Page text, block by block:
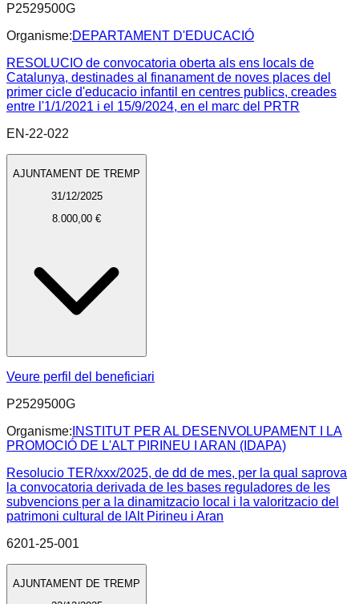
P2529500G
Organisme:DEPARTAMENT D'EDUCACIÓ
RESOLUCIO de convocatoria oberta als ens locals de
Catalunya, destinades al finanament de noves places del
primer cicle d'educacio infantil en centres publics, creades
entre l'1/1/2021 i el 15/9/2024, en el marc del PRTR
EN-22-022
AJUNTAMENT DE TREMP
31/12/2025
8.000,00 €
Veure perfil del beneficiari
P2529500G
Organisme: INSTITUT PER AL DESENVOLUPAMENT I LA
PROMOCIÓ DE L'ALT PIRINEU I ARAN (IDAPA)
Resolucio TER/xxx/2025, de dd de mes, per la qual saprova
la convocatoria derivada de les bases reguladores de les
subvencions per a la dinamitzacio local i la valoritzacio del
patrimoni cultural de lAlt Pirineu i Aran
6201-25-001
AJUNTAMENT DE TREMP